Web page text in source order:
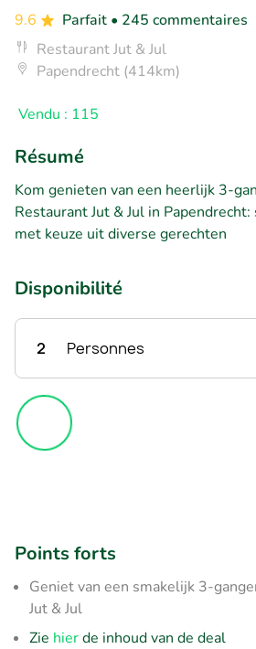
9.6 Parfait • 245 commentaires
Restaurant Jut & Jul
Papendrecht (414km)
Vendu : 115
Résumé
Kom genieten van een heerlijk 3-
Restaurant Jut & Jul in
met keuze uit diverse gerechten
Disponibilité
2 Personnes
Points forts
Geniet van een smakelijk 3-
Jut & Jul
Zie hierde inhoud van de deal